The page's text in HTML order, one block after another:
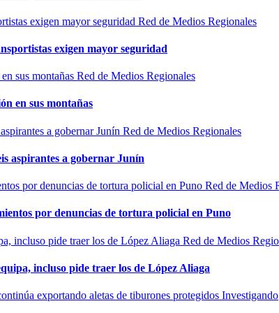
Red de Medios Regionales
exigen mayor seguridad
Red de Medios Regionales
en sus montañas
Red de Medios Regionales
aspirantes a gobernar Junín
Red de Medios
por denuncias de tortura policial en Puno
Red de Medios
incluso pide traer los de López Aliaga
Investigando